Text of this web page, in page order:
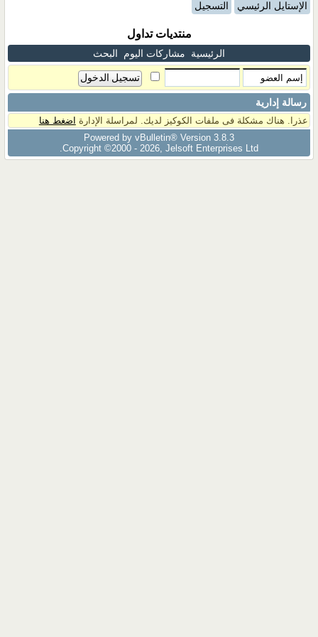
الإستايل الرئيسي التسجيل
منتديات تداول
الرئيسية مشاركات اليوم البحث
رسالة إدارية
عذرا. هناك مشكلة فى ملفات الكوكيز لديك. لمراسلة الإدارة اضغط هنا
Powered by vBulletin® Version 3.8.3
Copyright ©2000 - 2026, Jelsoft Enterprises Ltd.